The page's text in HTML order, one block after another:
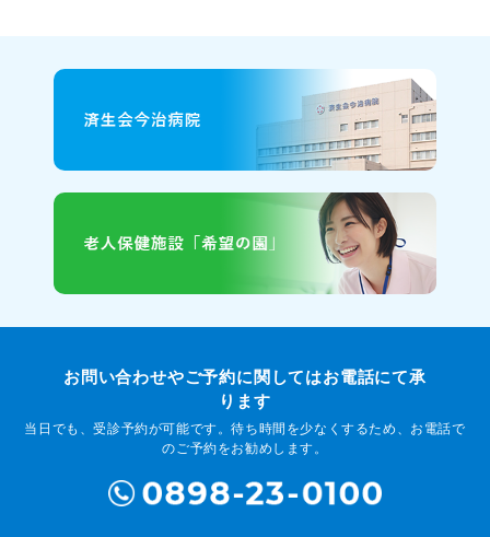
お問い合わせやご予約に関してはお電話にて承
ります
当日でも、受診予約が可能です。待ち時間を少なくするため、お電話で
のご予約をお勧めします。